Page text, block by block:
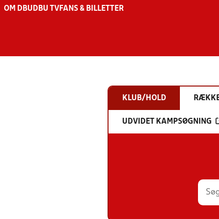
OM DBU DBU TV FANS & BILLETTER
KLUB/HOLD
UDVIDET KAMPSØGNING